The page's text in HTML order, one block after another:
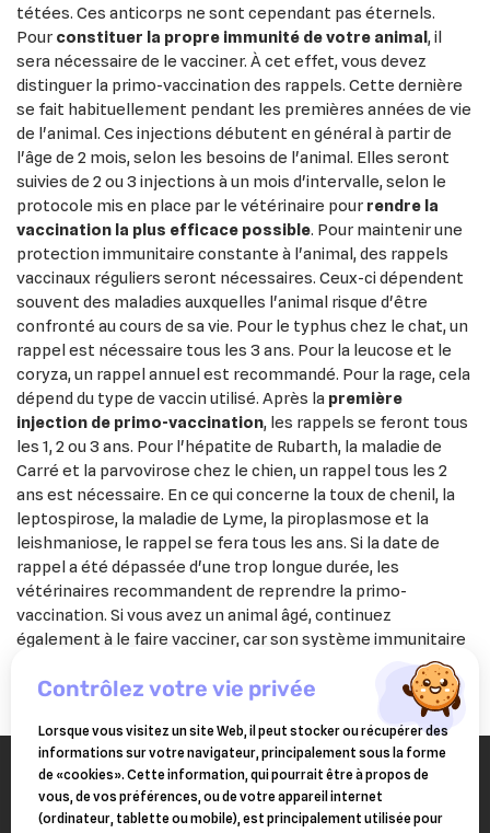
tétées. Ces anticorps ne sont cependant pas éternels.
Pour constituer la propre immunité de votre animal, il
sera nécessaire de le vacciner. À cet effet, vous devez
distinguer la primo-vaccination des rappels. Cette dernière
se fait habituellement pendant les premières années de vie
de l'animal. Ces injections débutent en général à partir de
l'âge de 2 mois, selon les besoins de l'animal. Elles seront
suivies de 2 ou 3 injections à un mois d'intervalle, selon le
protocole mis en place par le vétérinaire pour rendre la
vaccination la plus efficace possible. Pour maintenir une
protection immunitaire constante à l'animal, des rappels
vaccinaux réguliers seront nécessaires. Ceux-ci dépendent
souvent des maladies auxquelles l'animal risque d'être
confronté au cours de sa vie. Pour le typhus chez le chat, un
rappel est nécessaire tous les 3 ans. Pour la leucose et le
coryza, un rappel annuel est recommandé. Pour la rage, cela
dépend du type de vaccin utilisé. Après la première
injection de primo-vaccination, les rappels se feront tous
les 1, 2 ou 3 ans. Pour l'hépatite de Rubarth, la maladie de
Carré et la parvovirose chez le chien, un rappel tous les 2
ans est nécessaire. En ce qui concerne la toux de chenil, la
leptospirose, la maladie de Lyme, la piroplasmose et la
leishmaniose, le rappel se fera tous les ans. Si la date de
rappel a été dépassée d'une trop longue durée, les
vétérinaires recommandent de reprendre la primo-
vaccination. Si vous avez un animal âgé, continuez
également à le faire vacciner, car son système immunitaire
contrôlez votre vie privée
Lorsque vous visitez un site Web, il peut stocker ou récupérer des
informations sur votre navigateur, principalement sous la forme
de «cookies». Cette information, qui pourrait être à propos de
vous, de vos préférences, ou de votre appareil internet
(ordinateur, tablette ou mobile), est principalement utilisée pour